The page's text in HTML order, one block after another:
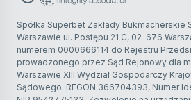
Spółka Superbet Zakłady Bukmacherskie
Warszawie ul. Postępu 21 C, 02-676
numerem 0000666114 do Rejestru
prowadzonego przez Sąd Rejonowy dla
Warszawie XIII Wydział Gospodarczy
Sądowego. REGON 366704393, Numer